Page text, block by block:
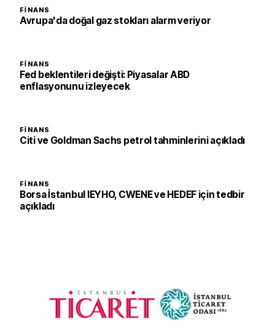
FINANS
Avrupa'da doğal gaz stokları alarm veriyor
FINANS
Fed beklentileri değişti: Piyasalar ABD
enflasyonunu izleyecek
FINANS
Citi ve Goldman Sachs petrol tahminlerini açıkladı
FINANS
Borsa İstanbul IEYHO, CWENE ve HEDEF için tedbir
açıkladı